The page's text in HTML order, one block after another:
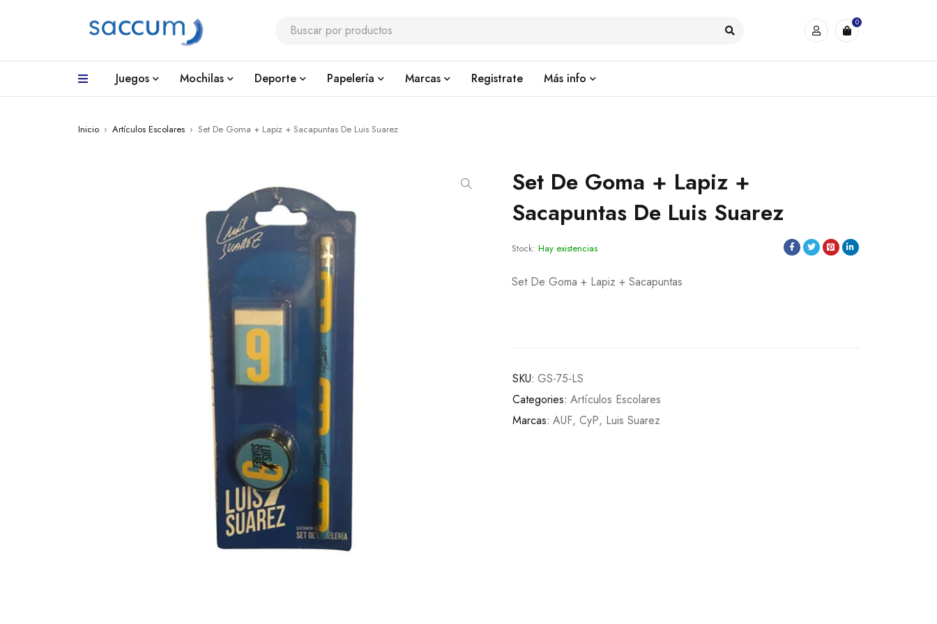
0
Juegos Mochilas Deporte Papelería Marcas Registrate Más info
Inicio › Artículos Escolares › Set De Goma + Lapiz + Sacapuntas De Luis Suarez
Set De Goma + Lapiz +
Sacapuntas De Luis Suarez
Stock: Hay existencias
Set De Goma + Lapiz + Sacapuntas
SKU: GS-75-LS
Categories: Artículos Escolares
Marcas: AUF,CyP, Luis Suarez